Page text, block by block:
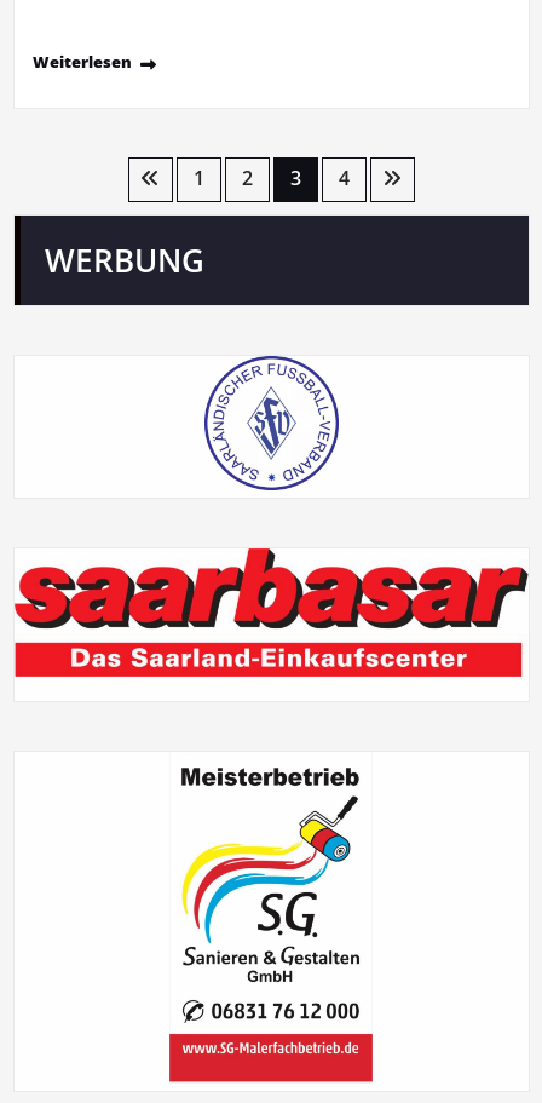
Weiterlesen
Seitennummerierung
Beiträge
1 2 3 4
WERBUNG